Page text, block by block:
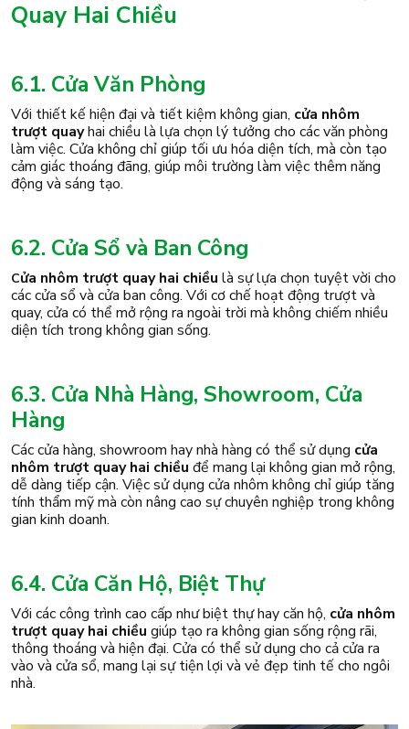
Quay Hai Chiều
6.1. Cửa Văn Phòng
Với thiết kế hiện đại và tiết kiệm không gian, cửa nhôm
trượt quayhai chiều là lựa chọn lý tưởng cho các văn phòng
làm việc. Cửa không chỉ giúp tối ưu hóa diện tích, mà còn tạo
cảm giác thoáng đãng, giúp môi trường làm việc thêm năng
động và sáng tạo.
6.2. Cửa Sổ và Ban Công
Cửa nhôm trượt quay hai chiều là sự lựa chọn tuyệt vời cho
các cửa sổ và cửa ban công. Với cơ chế hoạt động trượt và
quay, cửa có thể mở rộng ra ngoài trời mà không chiếm nhiều
diện tích trong không gian sống.
6.3. Cửa Nhà Hàng, Showroom, Cửa
Hàng
Các cửa hàng, showroom hay nhà hàng có thể sử dụng cửa
nhôm trượt quay hai chiều để mang lại không gian mở rộng,
dễ dàng tiếp cận. Việc sử dụng cửa nhôm không chỉ giúp tăng
tính thẩm mỹ mà còn nâng cao sự chuyên nghiệp trong không
gian kinh doanh.
6.4. Cửa Căn Hộ, Biệt Thự
Với các công trình cao cấp như biệt thự hay căn hộ, cửa nhôm
trượt quay hai chiều giúp tạo ra không gian sống rộng rãi,
thông thoáng và hiện đại. Cửa có thể sử dụng cho cả cửa ra
vào và cửa sổ, mang lại sự tiện lợi và vẻ đẹp tinh tế cho ngôi
nhà.